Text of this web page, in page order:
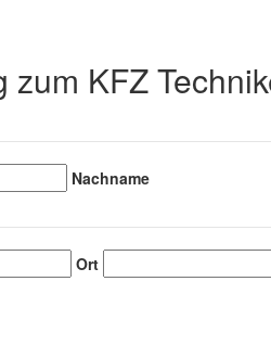
KFZ
Nachname
Ort